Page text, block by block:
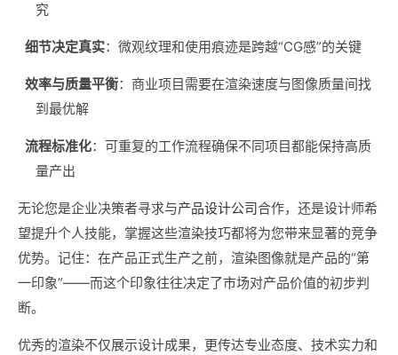
究
细节决定真实：微观纹理和使用痕迹是跨越“CG感”的关键
效率与质量平衡：商业项目需要在渲染速度与图像质量间找
到最优解
流程标准化：可重复的工作流程确保不同项目都能保持高质
量产出
无论您是企业决策者寻求与产品设计公司合作，还是设计师希
望提升个人技能，掌握这些渲染技巧都将为您带来显著的竞争
优势。记住：在产品正式生产之前，渲染图像就是产品的“第
一印象”——而这个印象往往决定了市场对产品价值的初步判
断。
优秀的渲染不仅展示设计成果，更传达专业态度、技术实力和